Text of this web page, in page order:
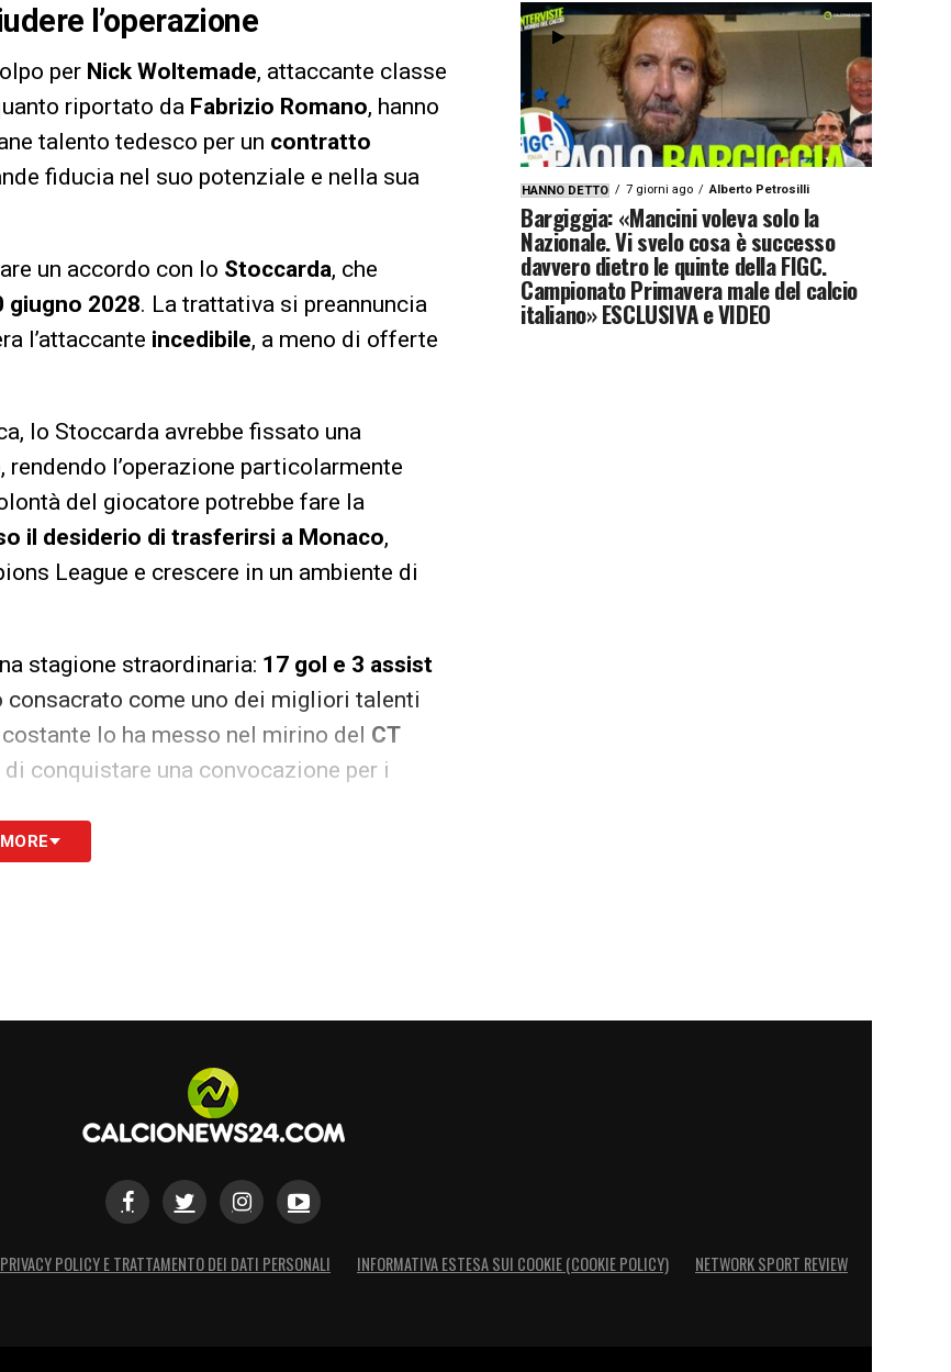
l’operazione
per Nick Woltemade, attaccante classe
riportato da Fabrizio Romano, hanno
talento tedesco per un contratto
fiducia nel suo potenziale e nella sua
un accordo con lo Stoccarda, che
giugno 2028. La trattativa si preannuncia
l’attaccante incedibile, a meno di offerte
lo Stoccarda avrebbe fissato una
, rendendo l’operazione particolarmente
del giocatore potrebbe fare la
il desiderio di trasferirsi a Monaco,
League e crescere in un ambiente di
stagione straordinaria: 17 gol e 3 assist
consacrato come uno dei migliori talenti
lo ha messo nel mirino del CT
conquistare una convocazione per i
chiave del proprio progetto tecnico
HANNO DETTO 7 giorni ago Alberto Petrosilli
Bargiggia: «Mancini voleva solo la
Nazionale. Vi svelo cosa è successo
davvero dietro le quinte della FIGC.
Campionato Primavera male del calcio
italiano» ESCLUSIVA e VIDEO
PRIVACY POLICY E TRATTAMENTO DEI DATI PERSONALI INFORMATIVA ESTESA SUI COOKIE (COOKIE POLICY) NETWORK SPORT REVIEW